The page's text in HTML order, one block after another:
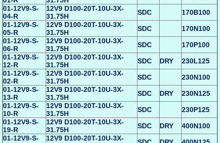
01-12V9-S-
04-R
12V9 D100-20T-10U-3X-
31.75H
SDC
170B100
01-12V9-S-
05-R
12V9 D100-20T-10U-3X-
31.75H
SDC
170N100
01-12V9-S-
06-R
12V9 D100-20T-10U-3X-
31.75H
SDC
170P100
01-12V9-S-
12-R
12V9 D100-20T-10U-3X-
31.75H
SDC DRY
230L125
01-12V9-S-
02-R
12V9 D100-20T-10U-3X-
31.75H
SDC
230N100
01-12V9-S-
13-R
12V9 D100-20T-10U-3X-
31.75H
SDC DRY
230N125
01-12V9-S-
10-R
12V9 D100-20T-10U-3X-
31.75H
SDC
230P125
01-12V9-S-
19-R
12V9 D100-20T-10U-3X-
31.75H
SDC DRY
400N100
01-12V9-S-
12V9 D100-20T-10U-3X-